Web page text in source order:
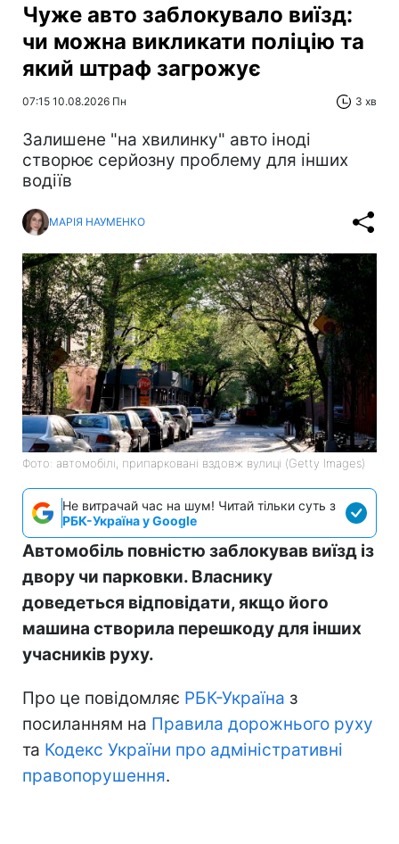
Чуже авто заблокувало виїзд:
чи можна викликати поліцію та
який штраф загрожує
07:15 10.08.2026 Пн 3 хв
Залишене "на хвилинку" авто іноді
створює серйозну проблему для інших
водіїв
МАРІЯ НАУМЕНКО
Фото: автомобілі, припарковані вздовж вулиці (Getty Images)
Не витрачай час на шум! Читай тільки суть з
РБК-Україна у Google
Автомобіль повністю заблокував виїзд із
двору чи парковки. Власнику
доведеться відповідати, якщо його
машина створила перешкоду для інших
учасників руху.
Про це повідомляє РБК-Україна з
посиланням на Правила дорожнього руху
та Кодекс України про адміністративні
правопорушення.